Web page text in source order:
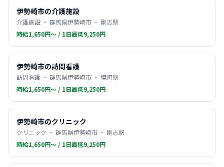
伊勢崎市の介護施設
介護施設 ・ 群馬県伊勢崎市 ・ 剛志駅
時給1,650円〜 / 1日最低9,250円
伊勢崎市の訪問看護
訪問看護 ・ 群馬県伊勢崎市 ・ 境町駅
時給1,650円〜 / 1日最低9,250円
伊勢崎市のクリニック
クリニック ・ 群馬県伊勢崎市 ・ 剛志駅
時給1,650円〜 / 1日最低9,250円